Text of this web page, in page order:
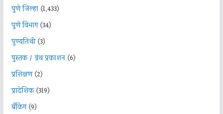
पुणे जिल्हा(1,433)
पुणे विभाग(34)
पुण्यतिथी(3)
पुस्तक / ग्रंथ प्रकाशन(6)
प्रशिक्षण(2)
प्रादेशिक(319)
बँकिंग(9)